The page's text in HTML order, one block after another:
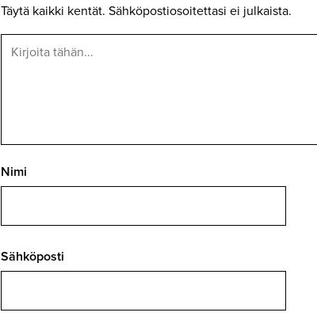
Täytä kaikki kentät. Sähköpostiosoitettasi ei julkaista.
Nimi
Sähköposti